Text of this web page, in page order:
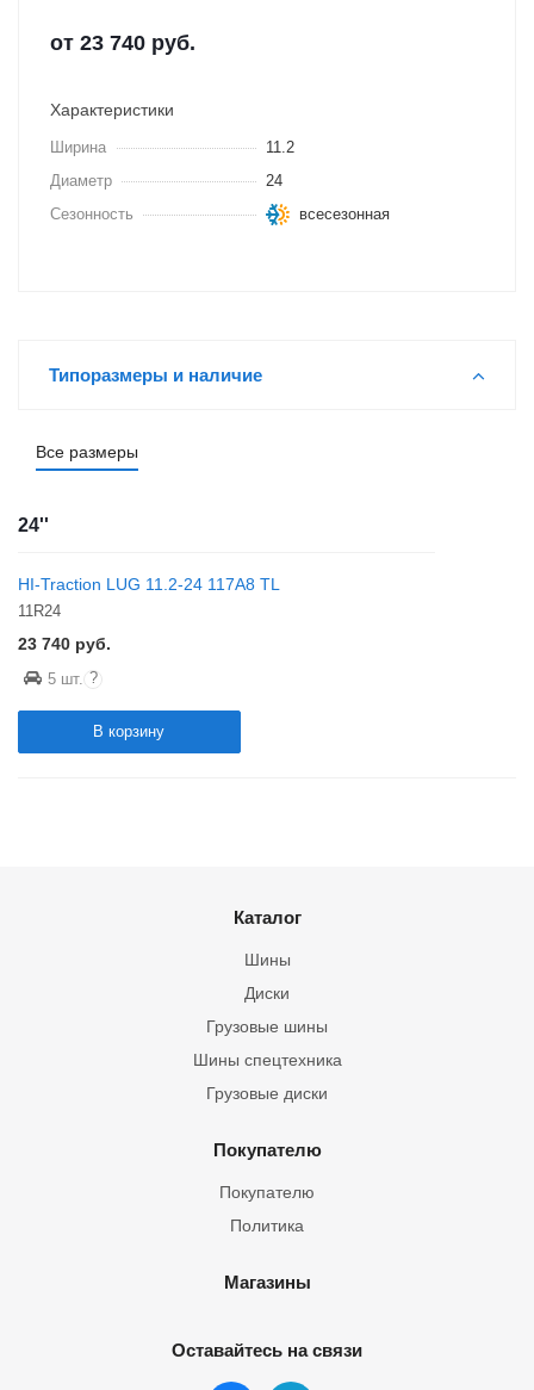
от 23 740 руб.
Характеристики
Ширина
11.2
Диаметр
24
Сезонность
всесезонная
Типоразмеры и наличие
Все размеры
24''
HI-Traction LUG 11.2-24 117A8 TL
11R24
23 740 руб.
5 шт. ?
В корзину
Каталог
Шины
Грузовые шины
Шины спецтехника
Диски
Грузовые диски
Покупателю
Покупателю
Политика
Магазины
Оставайтесь на связи